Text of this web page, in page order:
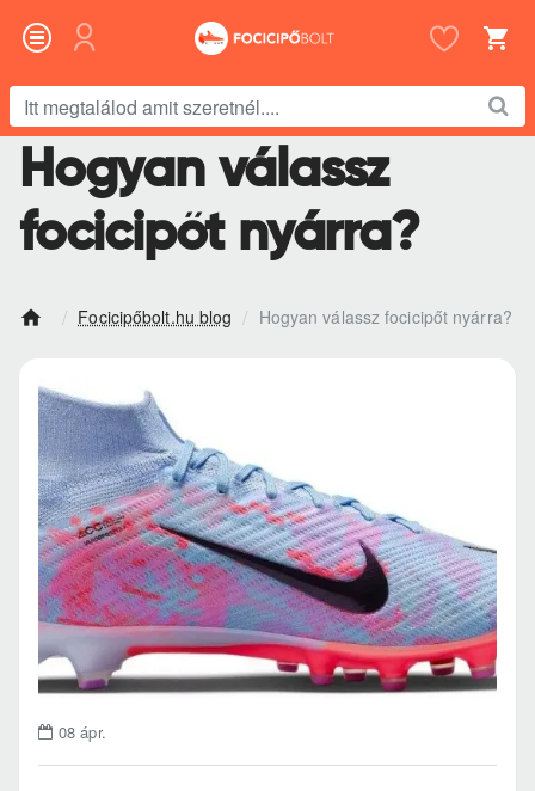
megtalálod
amit
szeretnél....
Hogyan válassz
focicipőt nyárra?
Focicipőbolt.hu blog Hogyan válassz focicipőt nyárra?
08 ápr.